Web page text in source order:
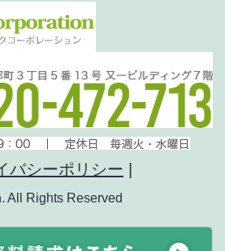
バシーポリシー
All Rights Reserved